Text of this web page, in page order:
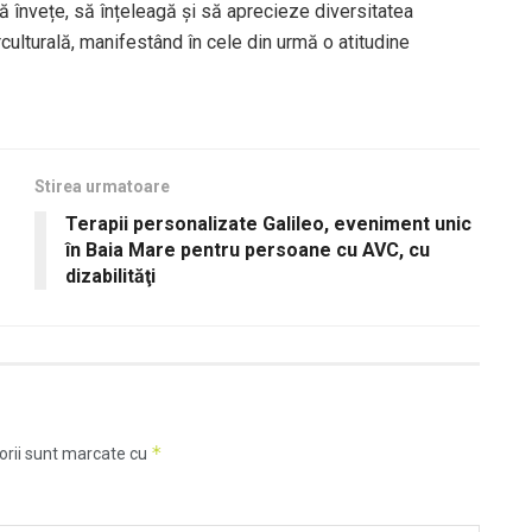
învețe, să înțeleagă și să aprecieze diversitatea
manifestând în cele din urmă o atitudine
Stirea urmatoare
Terapii personalizate Galileo, eveniment unic
în Baia Mare pentru persoane cu AVC, cu
dizabilităţi
sunt marcate cu *